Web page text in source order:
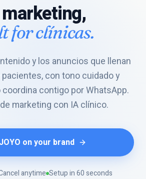
forclínicas.
y los anuncios que llenan
con tono cuidado y
contigo por WhatsApp.
marketing con IA clínico.
on your brand
anytime Setup in 60 seconds